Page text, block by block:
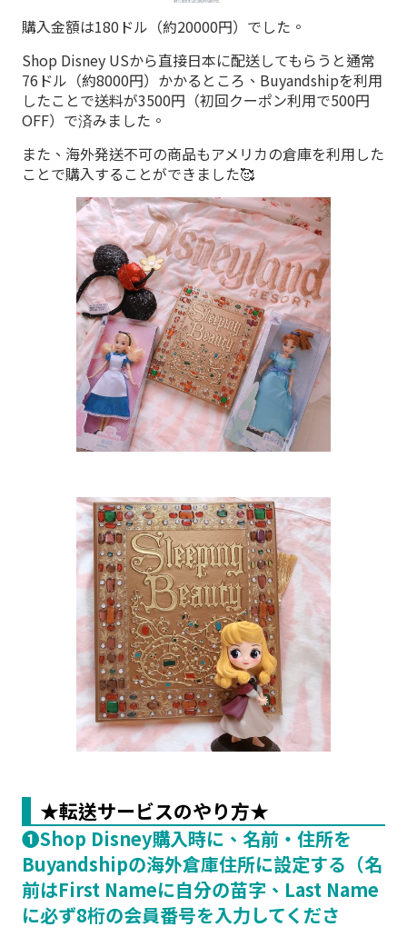
購入金額は180ドル（約20000円）でした。
Shop Disney USから直接日本に配送してもらうと通常
76ドル（約8000円）かかるところ、Buyandshipを利用
したことで送料が3500円（初回クーポン利用で500円
OFF）で済みました。
また、海外発送不可の商品もアメリカの倉庫を利用した
ことで購入することができました🥰
★転送サービスのやり方★
❶Shop Disney購入時に、名前・住所を
Buyandshipの海外倉庫住所に設定する（名
前はFirst Nameに自分の苗字、Last Name
に必ず8桁の会員番号を入力してくださ